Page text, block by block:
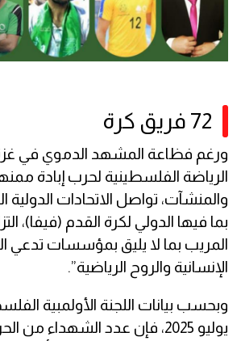
72 فريق كرة
ورغم فظاعة المشهد الدموي في
الرياضة الفلسطينية لحرب إبادة
والمنشآت، تواصل الاتحادات الدولية
بما فيها الدولي لكرة القدم (فيفا)،
المريب بما لا يليق بمؤسسات تدعي
الإنسانية والروح الرياضية”.
وبحسب بيانات اللجنة الأولمبية
يوليو 2025، فإن عدد الشهداء من